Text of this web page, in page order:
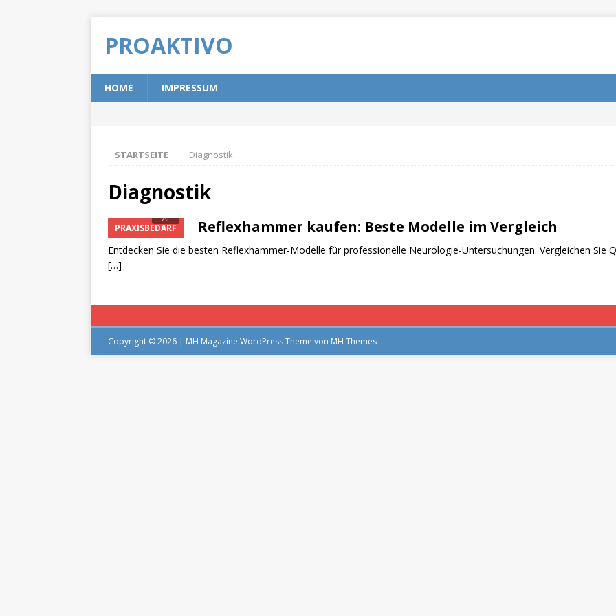
PROAKTIVO
HOME IMPRESSUM
STARTSEITE Diagnostik
Diagnostik
PRAXISBEDARF Reflexhammer kaufen: Beste Modelle im Vergleich
Entdecken Sie die besten Reflexhammer-Modelle für professionelle Neurologie-Untersuchungen. Vergleichen Sie
[…]
Copyright © 2026 | MH Magazine WordPress Theme von MH Themes